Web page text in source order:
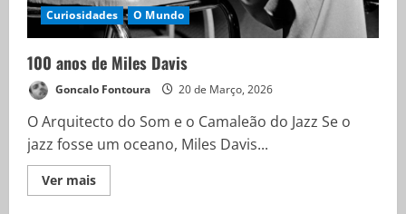
Curiosidades O Mundo
100 anos de Miles Davis
Goncalo Fontoura 20 de Março, 2026
O Arquitecto do Som e o Camaleão do Jazz Se o
jazz fosse um oceano, Miles Davis...
Ver mais